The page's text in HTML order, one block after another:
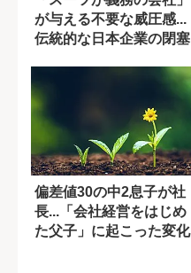
が与える不要な威圧感...
伝統的な日本企業の閉塞
偏差値30の中2息子が社
長...「会社経営をはじめ
た父子」に起こった変化